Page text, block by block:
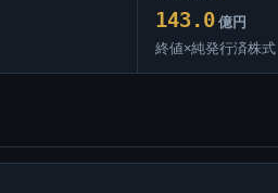
143.0 億円
終値×純発行済株式